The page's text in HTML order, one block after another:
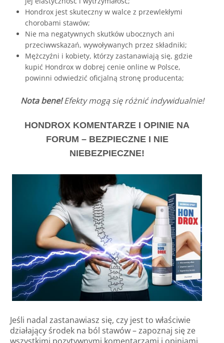
Hondrox jest skuteczny w walce z przewlekłymi
chorobami stawów;
Nie ma negatywnych skutków ubocznych ani
przeciwwskazań, wywoływanych przez składniki;
Mężczyźni i kobiety, którzy zastanawiają się, gdzie
kupić Hondrox w dobrej cenie online w Polsce,
powinni odwiedzić oficjalną stronę producenta;
Nota bene!Efekty mogą się różnić indywidualnie!
HONDROX KOMENTARZE I OPINIE NA
FORUM – BEZPIECZNE I NIE
NIEBEZPIECZNE!
Jeśli nadal zastanawiasz się, czy jest to właściwie
działający środek na ból stawów – zapoznaj się ze